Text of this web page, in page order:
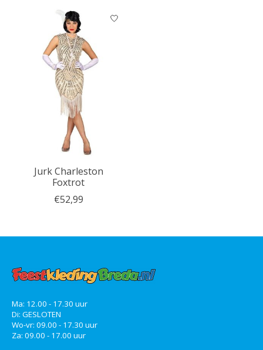
Jurk Charleston
Foxtrot
€52,99
Ma: 12.00 - 17.30 uur
Di: GESLOTEN
Wo-vr: 09.00 - 17.30 uur
Za: 09.00 - 17.00 uur